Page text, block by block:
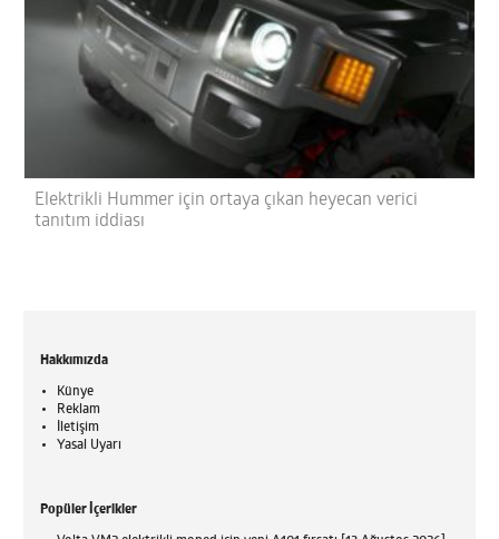
Elektrikli Hummer için ortaya çıkan heyecan verici
tanıtım iddiası
Hakkımızda
Künye
Reklam
İletişim
Yasal Uyarı
Popüler İçerikler